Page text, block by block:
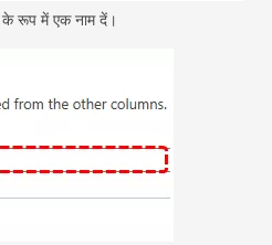
रूप में एक नाम दें।